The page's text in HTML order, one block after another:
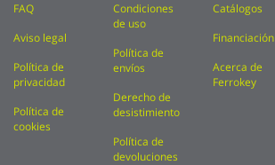
FAQ
Aviso legal
Política de
privacidad
Política de
cookies
Condiciones
de uso
Política de
envíos
Derecho de
desistimiento
Política de
devoluciones
Catálogos
Financiación
Acerca de
Ferrokey